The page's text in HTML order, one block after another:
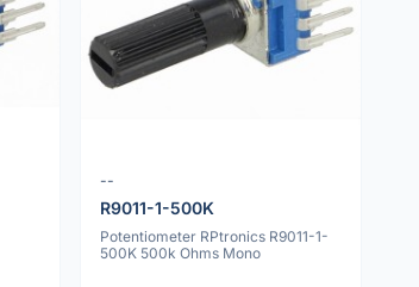
--
R9011-1-500K
Potentiometer RPtronics R9011-1-
500K 500k Ohms Mono